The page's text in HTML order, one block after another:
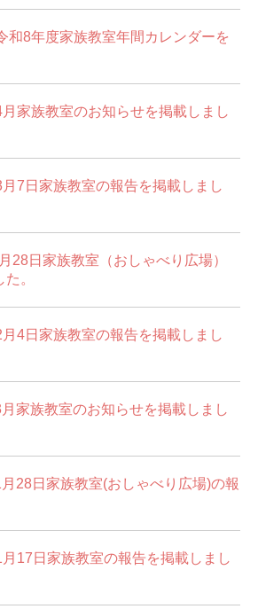
和8年度家族教室年間カレンダーを
月家族教室のお知らせを掲載しまし
月7日家族教室の報告を掲載しまし
28日家族教室（おしゃべり広場）
。
月4日家族教室の報告を掲載しまし
家族教室のお知らせを掲載しまし
月28日家族教室(おしゃべり広場)の報
月17日家族教室の報告を掲載しまし